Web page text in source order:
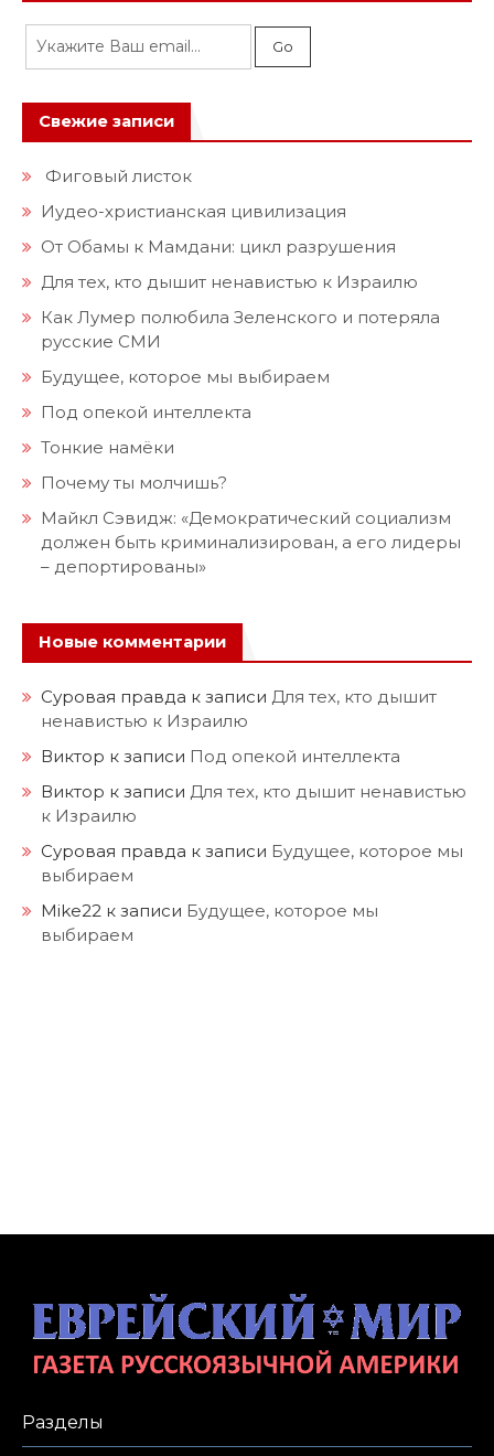
Свежие записи
Фиговый листок
Иудео-христианская цивилизация
От Обамы к Мамдани: цикл разрушения
Для тех, кто дышит ненавистью к Израилю
Как Лумер полюбила Зеленского и потеряла
русские СМИ
Будущее, которое мы выбираем
Под опекой интеллекта
Тонкие намёки
Почему ты молчишь?
Майкл Сэвидж: «Демократический социализм
должен быть криминализирован, а его лидеры
– депортированы»
Новые комментарии
Суровая правда к записи Для тех, кто дышит
ненавистью к Израилю
Виктор к записи Под опекой интеллекта
Виктор к записи Для тех, кто дышит ненавистью
к Израилю
Суровая правда к записи Будущее, которое мы
выбираем
Mike22 к записи Будущее, которое мы
выбираем
Разделы